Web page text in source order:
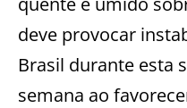
deve provocar
Brasil durante esta
semana ao